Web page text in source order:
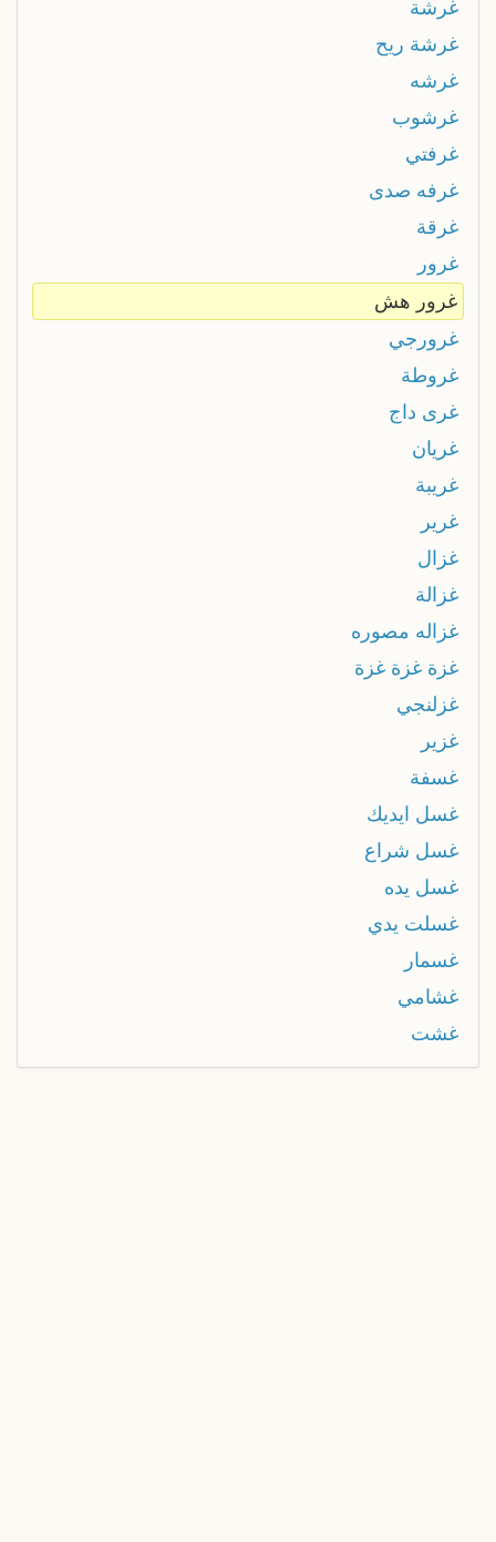
غرشة
غرشة ريح
غرشه
غرشوب
غرفتي
غرفه صدى
غرقة
غرور
غرور هش
غرورجي
غروطة
غرى داج
غريان
غريبة
غرير
غزال
غزالة
غزاله مصوره
غزة غزة غزة
غزلنجي
غزير
غسفة
غسل ايديك
غسل شراع
غسل يده
غسلت يدي
غسمار
غشامي
غشت